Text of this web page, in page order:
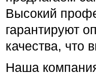
Высокий
гарантируют
качества, что
Наша